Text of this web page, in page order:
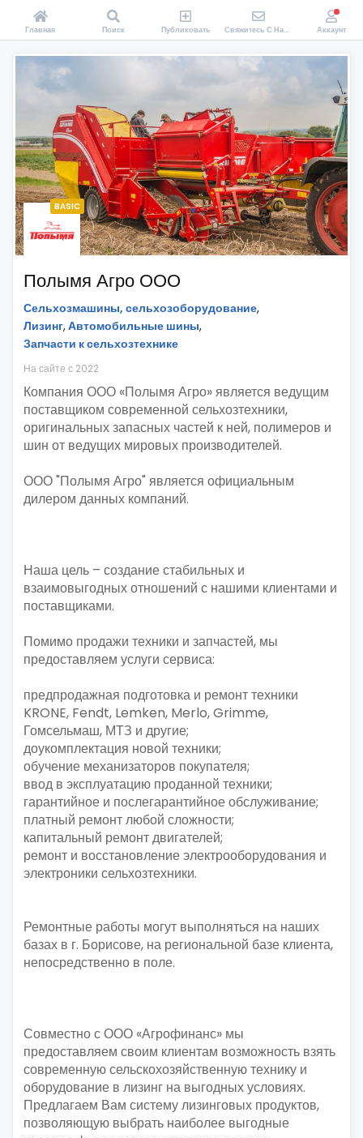
BASIC
Полымя Агро ООО
Сельхозмашины, сельхозоборудование,
Лизинг,Автомобильные шины,
Запчасти к сельхозтехнике
На сайте с 2022
Компания ООО «Полымя Агро» является ведущим
поставщиком современной сельхозтехники,
оригинальных запасных частей к ней, полимеров и
шин от ведущих мировых производителей.
ООО "Полымя Агро" является официальным
дилером данных компаний.
Наша цель – создание стабильных и
взаимовыгодных отношений с нашими клиентами и
поставщиками.
Помимо продажи техники и запчастей, мы
предоставляем услуги сервиса:
предпродажная подготовка и ремонт техники
KRONE, Fendt, Lemken, Merlo, Grimme,
Гомсельмаш, МТЗ и другие;
доукомплектация новой техники;
обучение механизаторов покупателя;
ввод в эксплуатацию проданной техники;
гарантийное и послегарантийное обслуживание;
платный ремонт любой сложности;
капитальный ремонт двигателей;
ремонт и восстановление электрооборудования и
электроники сельхозтехники.
Ремонтные работы могут выполняться на наших
базах в г. Борисове, на региональной базе клиента,
непосредственно в поле.
Совместно с ООО «Агрофинанс» мы
предоставляем своим клиентам возможность взять
современную сельскохозяйственную технику и
оборудование в лизинг на выгодных условиях.
Предлагаем Вам систему лизинговых продуктов,
позволяющую выбрать наиболее выгодные
Главная Поиск Публиковать Свяжитесь С Нами Аккаунт